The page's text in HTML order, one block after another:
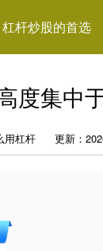
杠杆炒股的首选
度集中
用杠杆 更新：